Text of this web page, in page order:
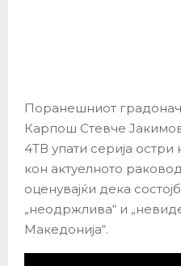
Поранешниот
Карпош Стевче
4ТВ упати серија
кон актуелното
оценувајќи дека
„неодржлива“ и
Македонија“.